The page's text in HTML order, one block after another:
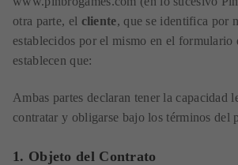
otra parte, el cliente, que se identifica por
establecidos por el mismo en el formulario
establecen que:
Ambas partes declaran tener la capacidad
contratar y obligarse bajo los términos del
1. Objeto del Contrato